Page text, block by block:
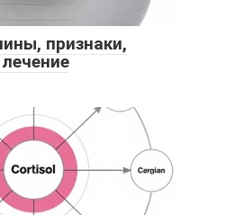
признаки,